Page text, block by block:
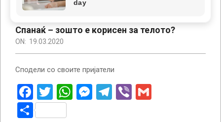
Navigation
Спанаќ – зошто е корисен за телото?
ON: 19.03.2020
Сподели со своите пријатели
Facebook
Twitter
WhatsApp
Messenger
Telegram
Viber
Share